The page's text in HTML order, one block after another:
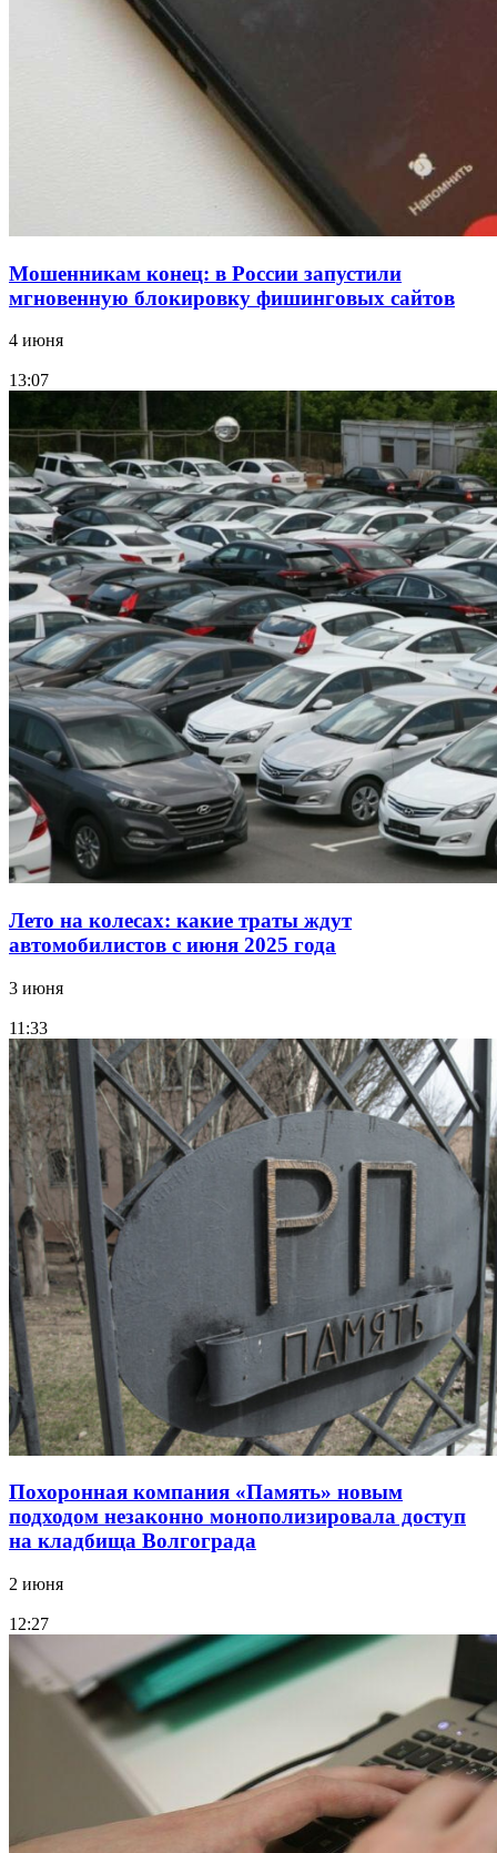
Волгоградские компании нарастили экспорт:
заключены контракты на 3,6 млн долларов
Мошенникам конец: в России запустили
мгновенную блокировку фишинговых сайтов
4 июня
13:07
Лето на колесах: какие траты ждут
автомобилистов с июня 2025 года
3 июня
11:33
Похоронная компания «Память» новым
подходом незаконно монополизировала доступ
на кладбища Волгограда
2 июня
12:27